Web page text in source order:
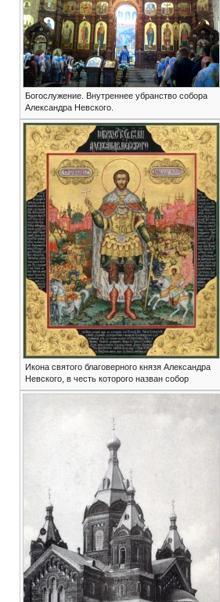
Богослужение. Внутреннее убранство собора
Александра Невского.
Икона святого благоверного князя Александра
Невского, в честь которого назван собор